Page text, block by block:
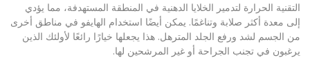
التقنية الحرارة لتدمير الخلايا الدهنية في المنطقة المستهدفة، مما يؤدي
إلى معدة أكثر صلابة وتناغمًا. يمكن أيضًا استخدام الهايفو في مناطق أخرى
من الجسم لشد ورفع الجلد المترهل. هذا يجعلها خيارًا رائعًا لأولئك الذين
يرغبون في تجنب الجراحة أو غير المرشحين لها.